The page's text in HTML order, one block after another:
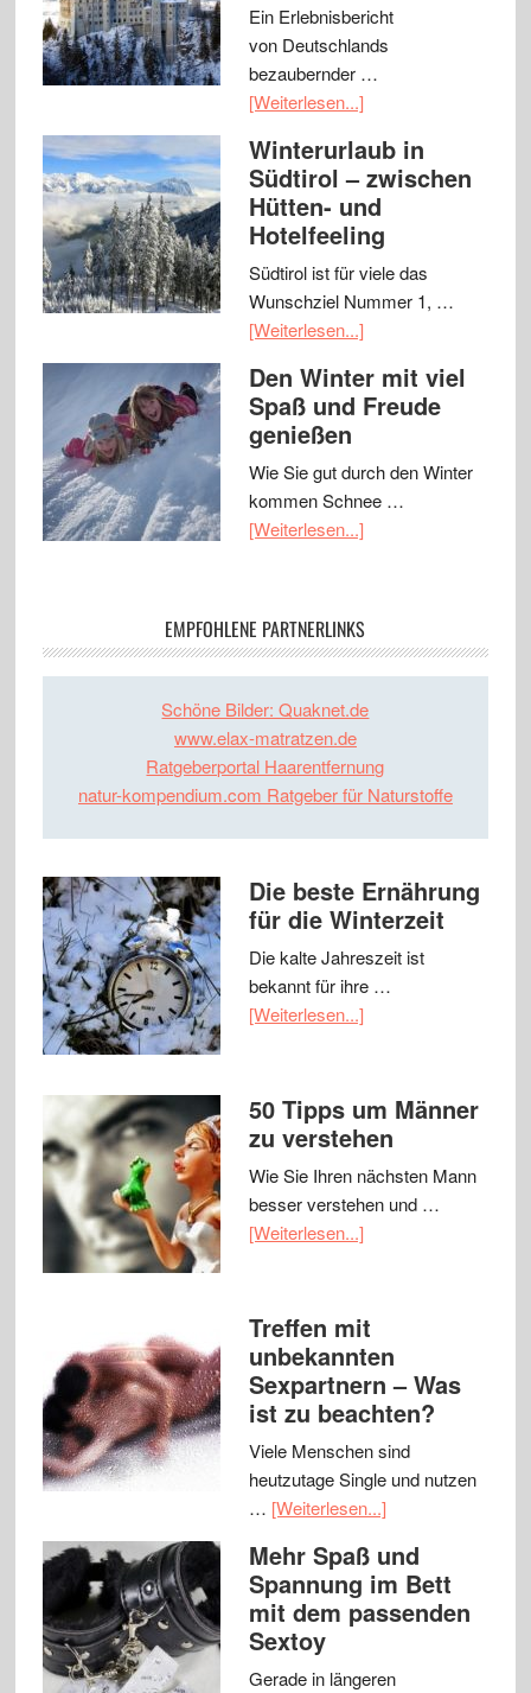
Ein Erlebnisbericht
von Deutschlands
bezaubernder …
[Weiterlesen...]
Winterurlaub in
Südtirol – zwischen
Hütten- und
Hotelfeeling
Südtirol ist für viele das
Wunschziel Nummer 1, …
[Weiterlesen...]
Den Winter mit viel
Spaß und Freude
genießen
Wie Sie gut durch den Winter
kommen Schnee …
[Weiterlesen...]
EMPFOHLENE PARTNERLINKS
Schöne Bilder: Quaknet.de
www.elax-matratzen.de
Ratgeberportal Haarentfernung
natur-kompendium.com Ratgeber für Naturstoffe
Die beste Ernährung
für die Winterzeit
Die kalte Jahreszeit ist
bekannt für ihre …
[Weiterlesen...]
50 Tipps um Männer
zu verstehen
Wie Sie Ihren nächsten Mann
besser verstehen und …
[Weiterlesen...]
Treffen mit
unbekannten
Sexpartnern – Was
ist zu beachten?
Viele Menschen sind
heutzutage Single und nutzen
… [Weiterlesen...]
Mehr Spaß und
Spannung im Bett
mit dem passenden
Sextoy
Gerade in längeren